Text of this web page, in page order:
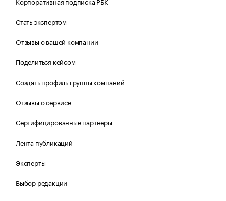
Стать экспертом
Отзывы о вашей компании
Поделиться кейсом
Создать профиль группы компаний
Отзывы о сервисе
Сертифицированные партнеры
Лента публикаций
Эксперты
Выбор редакции